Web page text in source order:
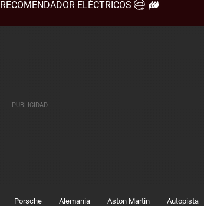
RECOMENDADOR ELÉCTRICOS
Porsche Alemania Aston Martin Autopista